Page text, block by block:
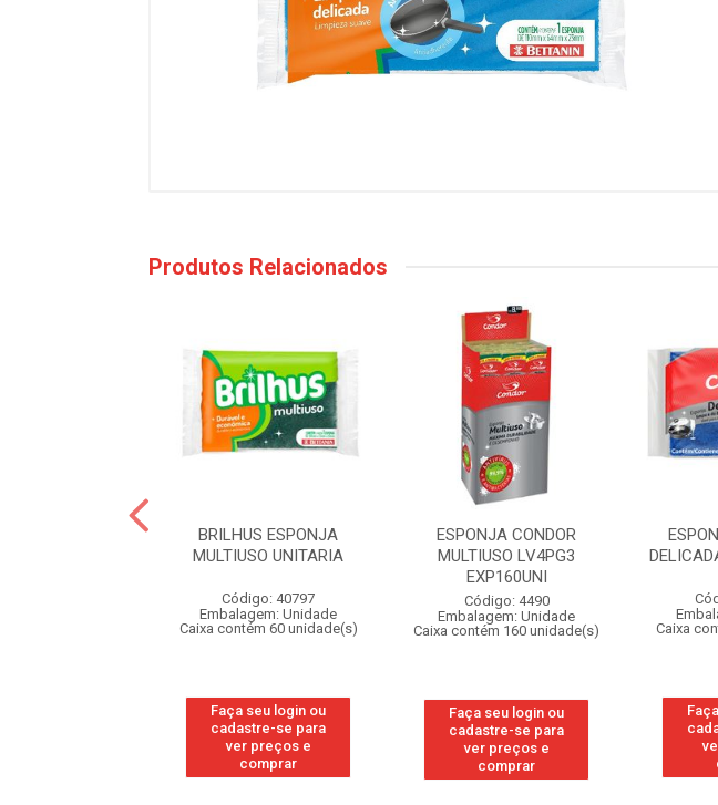
Produtos Relacionados
BRILHUS ESPONJA
MULTIUSO UNITARIA
Código: 40797
Embalagem: Unidade
Caixa contém 60 unidade(s)
Faça seu login ou
cadastre-se para
ver preços e
comprar
ESPONJA CONDOR
MULTIUSO LV4PG3
EXP160UNI
Código: 4490
Embalagem: Unidade
Caixa contém 160 unidade(s)
Faça seu login ou
cadastre-se para
ver preços e
comprar
Caixa